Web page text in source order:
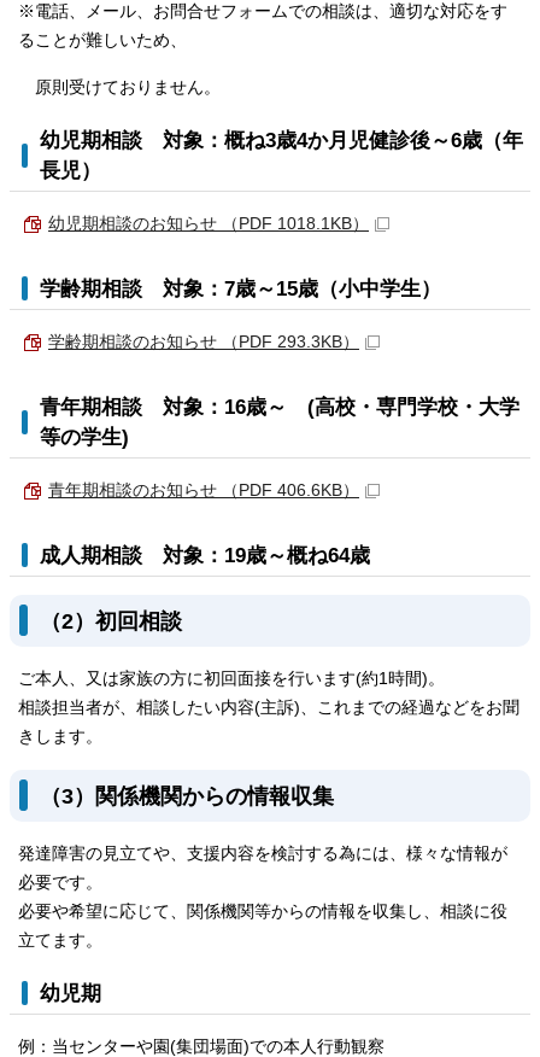
※電話、メール、お問合せフォームでの相談は、適切な対応をす
ることが難しいため、
原則受けておりません。
幼児期相談 対象：概ね3歳4か月児健診後～6歳（年
長児）
幼児期相談のお知らせ （PDF 1018.1KB）
学齢期相談 対象：7歳～15歳（小中学生）
学齢期相談のお知らせ （PDF 293.3KB）
青年期相談 対象：16歳～ (高校・専門学校・大学
等の学生)
青年期相談のお知らせ （PDF 406.6KB）
成人期相談 対象：19歳～概ね64歳
（2）初回相談
ご本人、又は家族の方に初回面接を行います(約1時間)。
相談担当者が、相談したい内容(主訴)、これまでの経過などをお聞
きします。
（3）関係機関からの情報収集
発達障害の見立てや、支援内容を検討する為には、様々な情報が
必要です。
必要や希望に応じて、関係機関等からの情報を収集し、相談に役
立てます。
幼児期
例：当センターや園(集団場面)での本人行動観察